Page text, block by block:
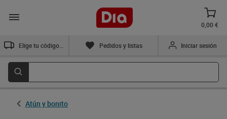
0,00 €
Pedidos y listas Iniciar sesión
Atún y bonito